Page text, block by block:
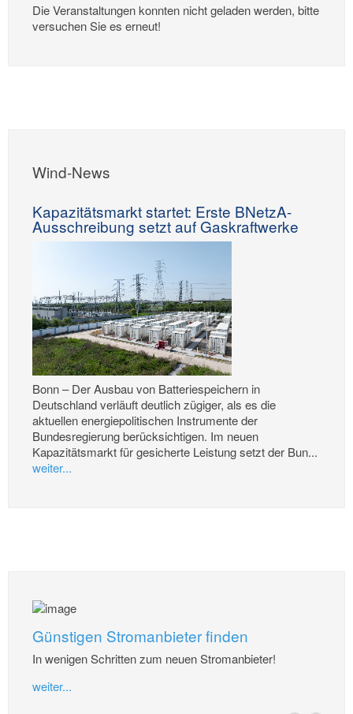
Die Veranstaltungen konnten nicht geladen werden, bitte
versuchen Sie es erneut!
Wind-News
Kapazitätsmarkt startet: Erste BNetzA-
Ausschreibung setzt auf Gaskraftwerke
Bonn – Der Ausbau von Batteriespeichern in
Deutschland verläuft deutlich zügiger, als es die
aktuellen energiepolitischen Instrumente der
Bundesregierung berücksichtigen. Im neuen
Kapazitätsmarkt für gesicherte Leistung setzt der Bun...
weiter...
Günstigen Stromanbieter finden
In wenigen Schritten zum neuen Stromanbieter!
weiter...